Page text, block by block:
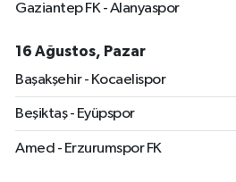
Gaziantep FK - Alanyaspor
16 Ağustos, Pazar
Başakşehir - Kocaelispor
Beşiktaş - Eyüpspor
Amed - Erzurumspor FK